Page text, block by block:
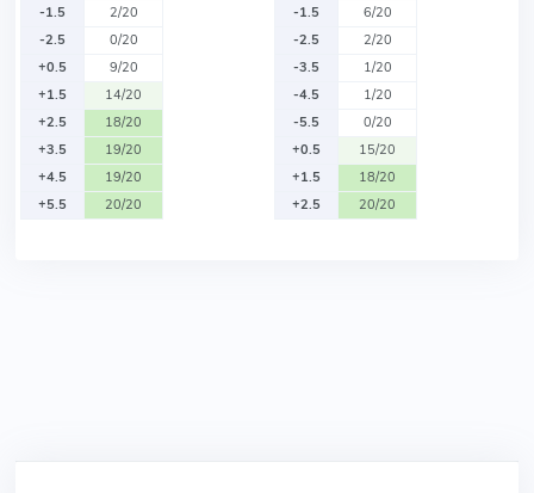
-1.5
2/20
-2.5
0/20
+0.5
9/20
+1.5
14/20
+2.5
18/20
+3.5
19/20
+4.5
19/20
+5.5
20/20
-1.5
6/20
-2.5
2/20
-3.5
1/20
-4.5
1/20
-5.5
0/20
+0.5
15/20
+1.5
18/20
+2.5
20/20